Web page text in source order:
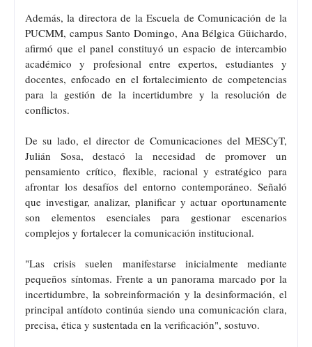
Además, la directora de la Escuela de Comunicación de la
PUCMM, campus Santo Domingo, Ana Bélgica Güichardo,
afirmó que el panel constituyó un espacio de intercambio
académico y profesional entre expertos, estudiantes y
docentes, enfocado en el fortalecimiento de competencias
para la gestión de la incertidumbre y la resolución de
conflictos.
De su lado, el director de Comunicaciones del MESCyT,
Julián Sosa, destacó la necesidad de promover un
pensamiento crítico, flexible, racional y estratégico para
afrontar los desafíos del entorno contemporáneo. Señaló
que investigar, analizar, planificar y actuar oportunamente
son elementos esenciales para gestionar escenarios
complejos y fortalecer la comunicación institucional.
"Las crisis suelen manifestarse inicialmente mediante
pequeños síntomas. Frente a un panorama marcado por la
incertidumbre, la sobreinformación y la desinformación, el
principal antídoto continúa siendo una comunicación clara,
precisa, ética y sustentada en la verificación", sostuvo.